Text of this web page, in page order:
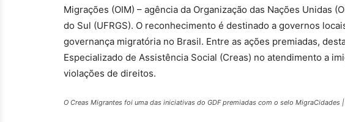
Migrações (OIM) – agência da Organização das Nações Unidas
do Sul (UFRGS). O reconhecimento é destinado a governos
governança migratória no Brasil. Entre as ações premiadas,
Especializado de Assistência Social (Creas) no atendimento a
violações de direitos.
O Creas Migrantes foi uma das iniciativas do GDF premiadas com o selo MigraCidades